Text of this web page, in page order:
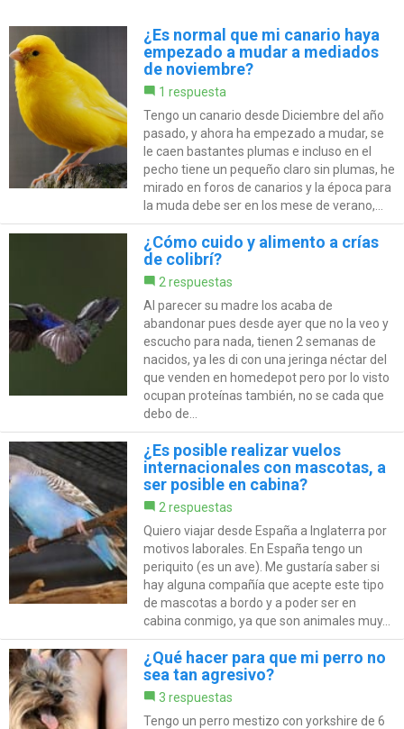
¿Es normal que mi canario haya
empezado a mudar a mediados
de noviembre?
1 respuesta
Tengo un canario desde Diciembre del año
pasado, y ahora ha empezado a mudar, se
le caen bastantes plumas e incluso en el
pecho tiene un pequeño claro sin plumas, he
mirado en foros de canarios y la época para
la muda debe ser en los mese de verano,...
¿Cómo cuido y alimento a crías
de colibrí?
2 respuestas
Al parecer su madre los acaba de
abandonar pues desde ayer que no la veo y
escucho para nada, tienen 2 semanas de
nacidos, ya les di con una jeringa néctar del
que venden en homedepot pero por lo visto
ocupan proteínas también, no se cada que
debo de...
¿Es posible realizar vuelos
internacionales con mascotas, a
ser posible en cabina?
2 respuestas
Quiero viajar desde España a Inglaterra por
motivos laborales. En España tengo un
periquito (es un ave). Me gustaría saber si
hay alguna compañía que acepte este tipo
de mascotas a bordo y a poder ser en
cabina conmigo, ya que son animales muy...
¿Qué hacer para que mi perro no
sea tan agresivo?
3 respuestas
Tengo un perro mestizo con yorkshire de 6